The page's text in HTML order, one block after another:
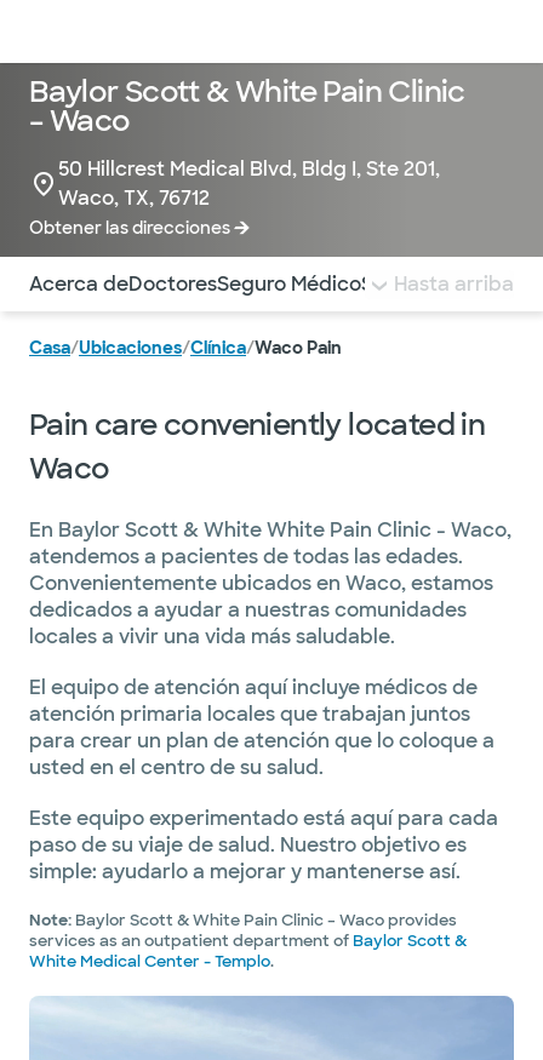
Baylor Scott & White Pain Clinic
– Waco
50 Hillcrest Medical Blvd, Bldg I, Ste 201,
Waco, TX, 76712
Obtener las direcciones
Utilice esta navegación para saltar rápidamente a
Acerca deDoctoresSeguro MédicoServicios Pagar la
Hasta arriba
Casa/Ubicaciones/Clínica/Waco Pain
Pain care conveniently located in
Waco
En Baylor Scott & White White Pain Clinic - Waco,
atendemos a pacientes de todas las edades.
Convenientemente ubicados en Waco, estamos
dedicados a ayudar a nuestras comunidades
locales a vivir una vida más saludable.
El equipo de atención aquí incluye médicos de
atención primaria locales que trabajan juntos
para crear un plan de atención que lo coloque a
usted en el centro de su salud.
Este equipo experimentado está aquí para cada
paso de su viaje de salud. Nuestro objetivo es
simple: ayudarlo a mejorar y mantenerse así.
Note: Baylor Scott & White Pain Clinic – Waco provides
services as an outpatient department of Baylor Scott &
White Medical Center - Templo.